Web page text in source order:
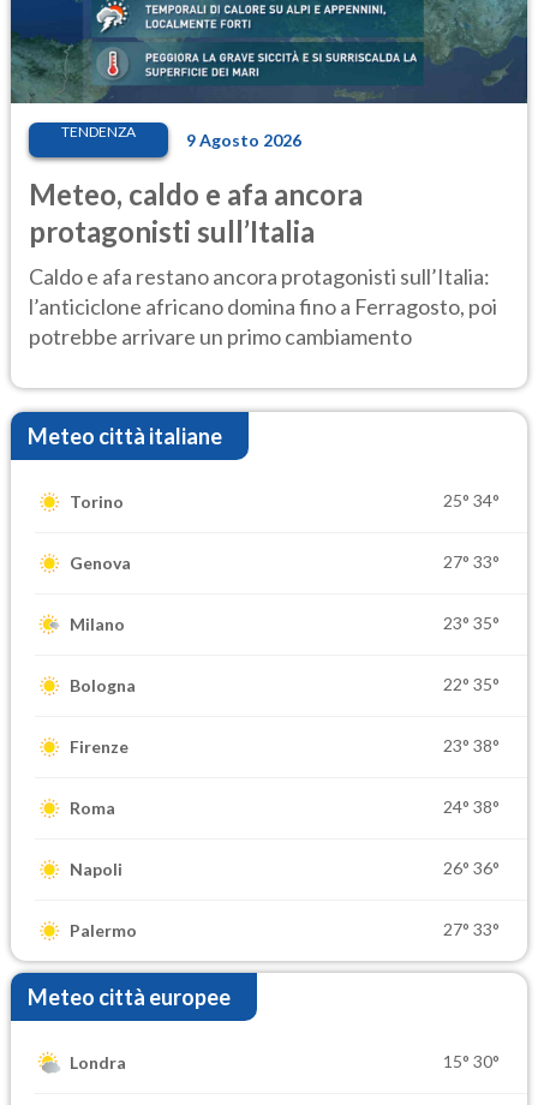
TENDENZA 9 Agosto 2026
Meteo, caldo e afa ancora
protagonisti sull’Italia
Caldo e afa restano ancora protagonisti sull’Italia:
l’anticiclone africano domina fino a Ferragosto, poi
potrebbe arrivare un primo cambiamento
Meteo città italiane
Torino 25° 34°
Genova 27° 33°
Milano 23° 35°
Bologna 22° 35°
Firenze 23° 38°
Roma 24° 38°
Napoli 26° 36°
Palermo 27° 33°
Meteo città europee
Londra 15° 30°